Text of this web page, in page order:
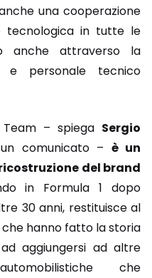
una cooperazione
tecnologica in tutte le
anche attraverso la
e personale tecnico
Team – spiega Sergio
comunicato – è un
del brand
in Formula 1 dopo
30 anni, restituisce al
hanno fatto la storia
aggiungersi ad altre
che